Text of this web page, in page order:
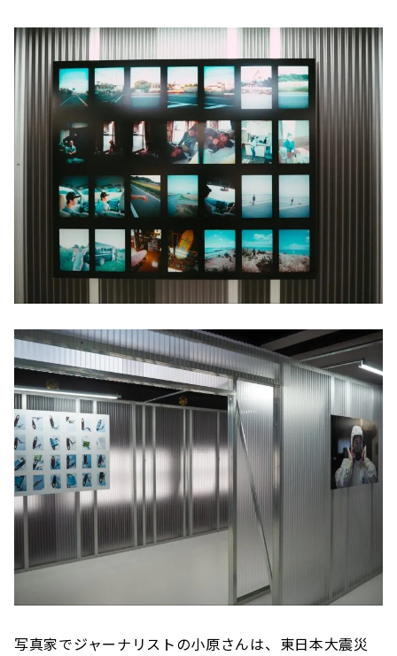
写真家でジャーナリストの小原さんは、東日本大震災